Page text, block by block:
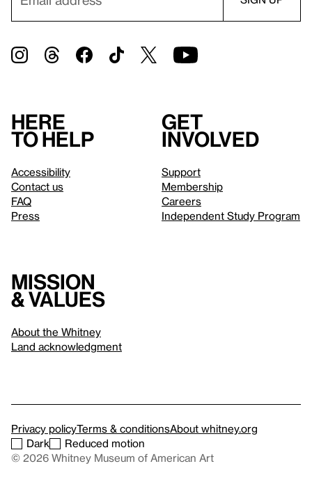
Here
to help
Accessibility
Contact us
FAQ
Press
Get
involved
Support
Membership
Careers
Independent Study Program
Mission
& values
About the Whitney
Land acknowledgment
Privacy policyTerms & conditionsAbout whitney.org
Dark
Reduced motion
© 2026 Whitney Museum of American Art